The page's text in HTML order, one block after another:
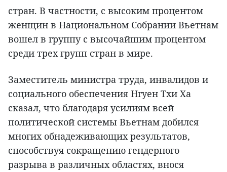
стран. В частности, с высоким процентом
женщин в Национальном Собрании Вьетнам
вошел в группу с высочайшим процентом
среди трех групп стран в мире.
Заместитель министра труда, инвалидов и
социального обеспечения Нгуен Тхи Ха
сказал, что благодаря усилиям всей
политической системы Вьетнам добился
многих обнадеживающих результатов,
способствуя сокращению гендерного
разрыва в различных областях, внося